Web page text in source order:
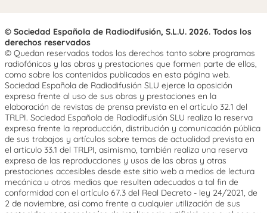
© Sociedad Española de Radiodifusión, S.L.U. 2026. Todos los
derechos reservados
© Quedan reservados todos los derechos tanto sobre programas
radiofónicos y las obras y prestaciones que formen parte de ellos,
como sobre los contenidos publicados en esta página web.
Sociedad Española de Radiodifusión SLU ejerce la oposición
expresa frente al uso de sus obras y prestaciones en la
elaboración de revistas de prensa prevista en el artículo 32.1 del
TRLPI. Sociedad Española de Radiodifusión SLU realiza la reserva
expresa frente la reproducción, distribución y comunicación pública
de sus trabajos y artículos sobre temas de actualidad prevista en
el artículo 33.1 del TRLPI, asimismo, también realiza una reserva
expresa de las reproducciones y usos de las obras y otras
prestaciones accesibles desde este sitio web a medios de lectura
mecánica u otros medios que resulten adecuados a tal fin de
conformidad con el artículo 67.3 del Real Decreto - ley 24/2021, de
2 de noviembre, así como frente a cualquier utilización de sus